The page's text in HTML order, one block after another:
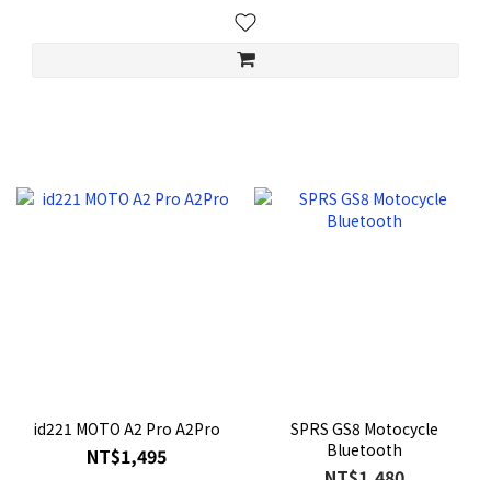
id221 MOTO A2 Pro A2Pro
NT$1,495
SPRS GS8 Motocycle
Bluetooth